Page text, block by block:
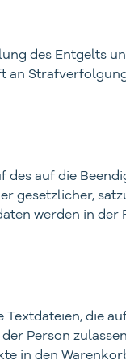
des Entgelts
an
des auf die
gesetzlicher,
werden in der
die
Person
in den